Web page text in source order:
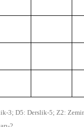
3; D5: Derslik-5; Z2: